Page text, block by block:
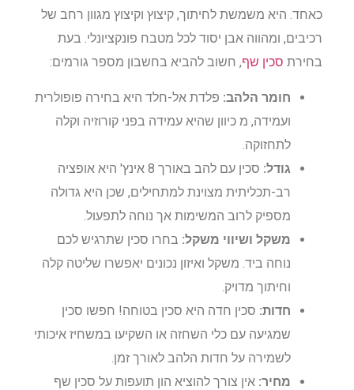
כאחד. היא משמשת לחיתוך, קיצוץ וקיצוץ מגוון רחב של
רכיבים, ומהווה אבן יסוד לכל מטבח פונקציונלי. בעת
בחירתסכין שף, חשוב להביא בחשבון מספר גורמים:
חומר הלהב:פלדת אל-חלד היא בחירה פופולרית
ועמידה, מ כיוון שהיא עמידה בפני קורוזיה וקלה
לתחזוקה.
גודל:
סכין עם להב באורך 8 אינץ' היא אופציה
רב-תכליתית מצוינת למתחילים, שכן היא גדולה
מספיק לרוב המשימות אך נוחה לתפעול.
משקל ושיווי משקל:בחרו סכין שתרגיש לכם
נוחה ביד. משקל ואיזון נכונים יאפשרו שליטה קלה
וחיתוך מדויק.
חדות:סכין חדה היא סכין בטוחה! חפשו סכין
שמגיעה עם כלי השחזה או השקיעו במשחיז איכותי
לשמירה על חדות הלהב לאורך זמן.
מחיר:אין צורך להוציא הון תועפות על סכין שף